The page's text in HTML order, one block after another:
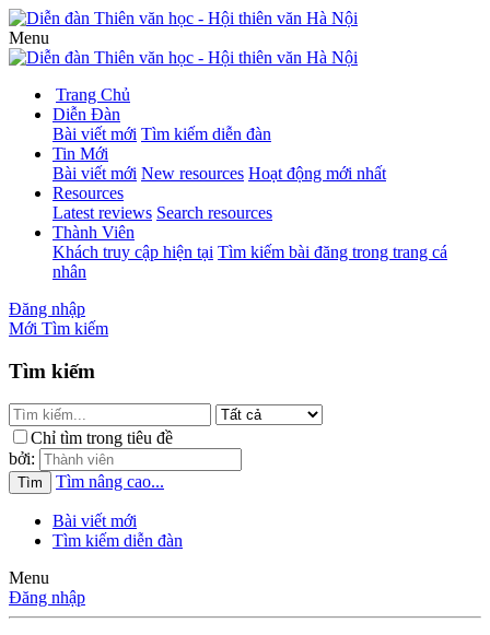
Menu
Trang Chủ
Diễn Đàn
Bài viết mới Tìm kiếm diễn đàn
Tin Mới
Bài viết mới New resources Hoạt động mới nhất
Resources
Latest reviews Search resources
Thành Viên
Khách truy cập hiện tại Tìm kiếm bài đăng trong trang cá
nhân
Đăng nhập
Mới Tìm kiếm
Tìm kiếm
Chỉ tìm trong tiêu đề
bởi:
Tìm Tìm nâng cao...
Bài viết mới
Tìm kiếm diễn đàn
Menu
Đăng nhập